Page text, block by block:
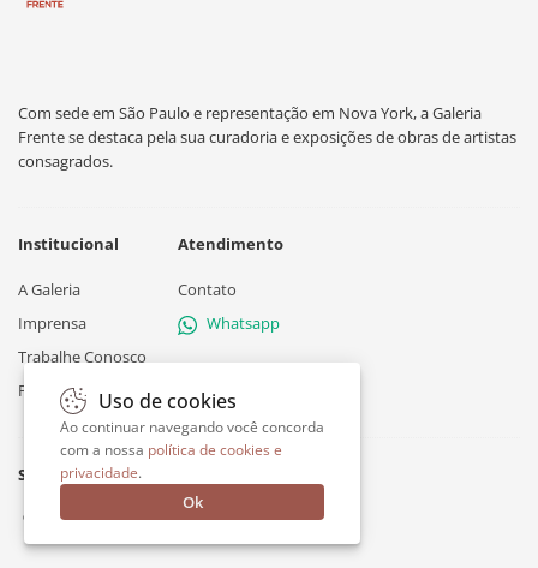
Com sede em São Paulo e representação em Nova York, a Galeria
Frente se destaca pela sua curadoria e exposições de obras de artistas
consagrados.
Institucional
A Galeria
Imprensa
Trabalhe Conosco
Política de Privacidade
Atendimento
Contato
Whatsapp
Siga a Galeria Frente
Uso de cookies
Ao continuar navegando você concorda
com a nossa política de cookies e
privacidade.
Ok